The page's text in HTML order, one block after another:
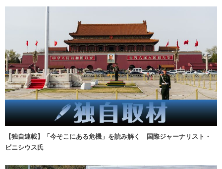
【独自連載】「今そこにある危機」を読み解く 国際ジャーナリスト・
ビニシウス氏